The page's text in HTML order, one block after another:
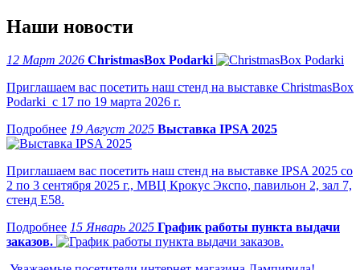
Наши новости
12 Март 2026 ChristmasBox Podarki
Приглашаем вас посетить наш стенд на выставке ChristmasBox
Podarki с 17 по 19 марта 2026 г.
19 Август 2025 Выставка IPSA 2025
Приглашаем вас посетить наш стенд на выставке IPSA 2025 со
2 по 3 сентября 2025 г., МВЦ Крокус Экспо, павильон 2, зал 7,
стенд Е58.
15 Январь 2025 График работы пункта выдачи
заказов.